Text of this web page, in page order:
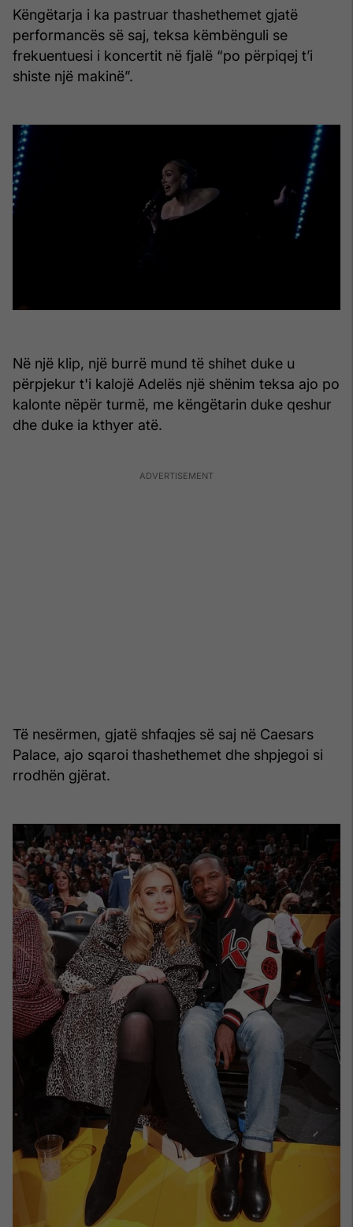
Këngëtarja i ka pastruar thashethemet gjatë
performancës së saj, teksa këmbënguli se
frekuentuesi i koncertit në fjalë “po përpiqej t’i
shiste një makinë”.
Në një klip, një burrë mund të shihet duke u
përpjekur t'i kalojë Adelës një shënim teksa ajo po
kalonte nëpër turmë, me këngëtarin duke qeshur
dhe duke ia kthyer atë.
Të nesërmen, gjatë shfaqjes së saj në Caesars
Palace, ajo sqaroi thashethemet dhe shpjegoi si
rrodhën gjërat.